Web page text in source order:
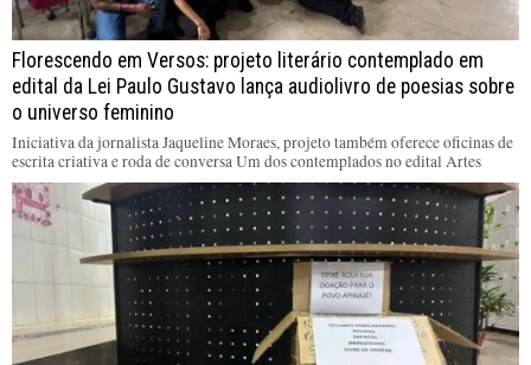
Florescendo em Versos: projeto literário contemplado em
edital da Lei Paulo Gustavo lança audiolivro de poesias sobre
o universo feminino
Iniciativa da jornalista Jaqueline Moraes, projeto também oferece oficinas de
escrita criativa e roda de conversa Um dos contemplados no edital Artes